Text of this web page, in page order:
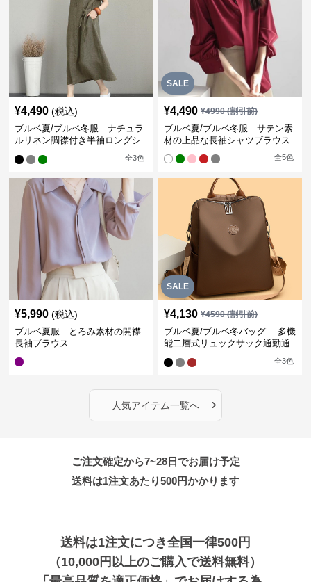
¥4,490 (税込)
ブルベ夏/ブルベ冬服 ナチュラ
ルリネン調襟付き半袖ロングシ
全3色
SALE
¥4,490 ¥4990(割引前)
ブルベ夏/ブルベ冬服 サテン素
材の上品な長袖シャツブラウス
全5色
¥5,990 (税込)
ブルベ夏服 とろみ素材の開襟
長袖ブラウス
SALE
¥4,130 ¥4590(割引前)
ブルベ夏/ブルベ冬バッグ 多機
能二層式リュックサック通勤通
全3色
人気アイテム一覧へ ›
ご注文確定から7~28日でお届け予定
送料は1注文あたり500円かかります
送料は1注文につき全国一律500円
（10,000円以上のご購入で送料無料）